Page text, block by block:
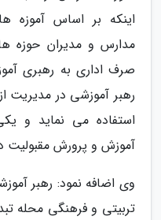
اینکه بر اساس آموزه
مدارس و مدیران حوزه
صرف اداری به رهبری
رهبر آموزشی در مدیریت
استفاده می نماید و
آموزش و پرورش مقبولیت
وی اضافه نمود: رهبر
تربیتی و فرهنگی محله